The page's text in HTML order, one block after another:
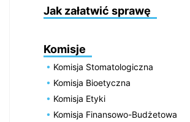
Jak załatwić sprawę
Komisje
Komisja Stomatologiczna
Komisja Bioetyczna
Komisja Etyki
Komisja Finansowo-Budżetowa